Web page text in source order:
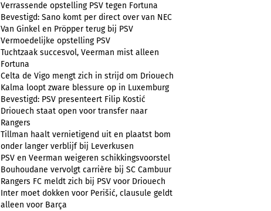
Verrassende opstelling PSV tegen Fortuna
Bevestigd: Sano komt per direct over van NEC
Van Ginkel en Pröpper terug bij PSV
Vermoedelijke opstelling PSV
Tuchtzaak succesvol, Veerman mist alleen
Fortuna
Celta de Vigo mengt zich in strijd om Driouech
Kalma loopt zware blessure op in Luxemburg
Bevestigd: PSV presenteert Filip Kostić
Driouech staat open voor transfer naar
Rangers
Tillman haalt vernietigend uit en plaatst bom
onder langer verblijf bij Leverkusen
PSV en Veerman weigeren schikkingsvoorstel
Bouhoudane vervolgt carrière bij SC Cambuur
Rangers FC meldt zich bij PSV voor Driouech
Inter moet dokken voor Perišić, clausule geldt
alleen voor Barça